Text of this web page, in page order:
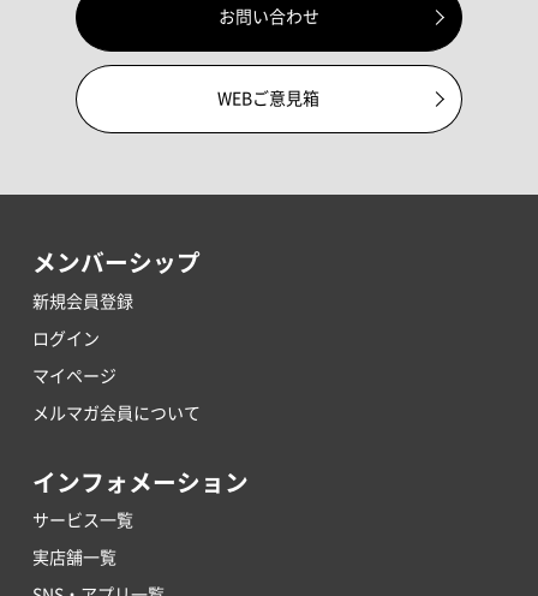
お問い合わせ
WEBご意見箱
メンバーシップ
新規会員登録
ログイン
マイページ
メルマガ会員について
インフォメーション
サービス一覧
実店舗一覧